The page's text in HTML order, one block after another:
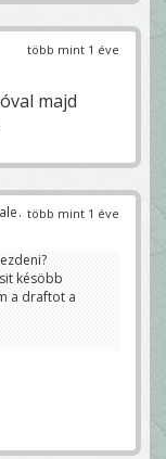
több mint 1 éve
majd
több mint 1 éve
késöbb
a draftot a